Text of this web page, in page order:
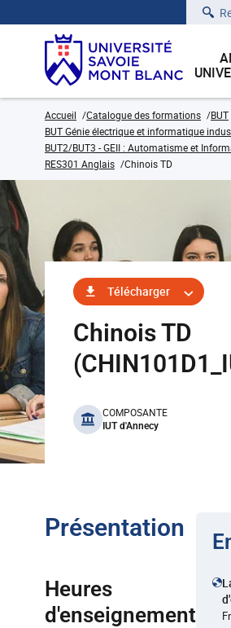
Accueil Catalogue des formations
BUT
BUT Génie électrique et informatique
BUT2/BUT3 - GEII : Automatisme et
RES301 Anglais
Chinois TD
Télécharger
Chinois TD
benefits
COMPOSANTE
IUT d'Annecy
Présentation
Heures
d'enseignement